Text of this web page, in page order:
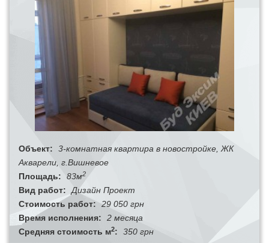
Объект:
3-комнатная квартира в новостройке, ЖК
Акварели, г.Вишневое
Площадь:
83м2
Вид работ:
Дизайн Проект
Стоимость работ: 29 050 грн
Время исполнения:
2 месяца
Средняя стоимость м2: 350 грн